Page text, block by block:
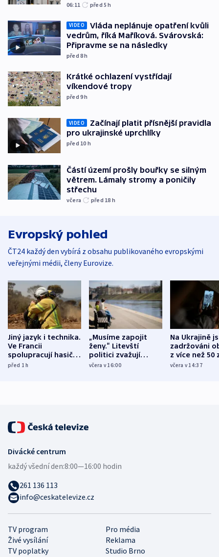
06:11 před 5h
VIDEO
Vláda neplánuje opatření kvůli
vedrům, říká Maříková. Svárovská:
Připravme se na následky
před 8h
Krátké ochlazení vystřídají
víkendové tropy
před 9h
VIDEO
Začínají platit přísnější pravidla
pro ukrajinské uprchlíky
před 10 h
Částí území prošly bouřky se silným
větrem. Lámaly stromy a poničily
střechu
včera před 18 h
Evropský pohled
ČT24 každý den vybírá z obsahu publikovaného evropskými
veřejnými médii, členy Eurovize.
Jiný jazyk i technika.
Ve Francii
spolupracují hasiči z
různých zemí
před 1h
„Musíme zapojit
ženy.“ Litevští
politici zvažují
dohodu o
včera v 16:00
Na Ukrajině
zadržováni
z více než 50
Bojovali na
včera v 14:37
TV program
Pro média
Živé vysílání
Reklama
TV poplatky
Studio Brno
Divácké centrum
každý všední den:8:00—16:00 hodin
261 136 113
info@ceskatelevize.cz